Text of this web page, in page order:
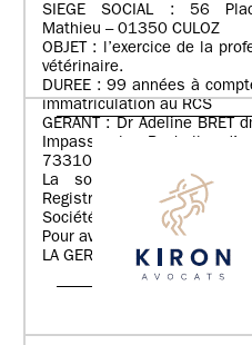
SIEGE SOCIAL : 56
Mathieu – 01350 CULOZ
OBJET : l’exercice de la
vétérinaire.
DUREE : 99 années à
immatriculation au RCS
GERANT : Dr Adeline BRET
Impasse la Rochelle
73310 RUFFIEUX
La société sera
Registre du
Sociétés de BOURG-EN-
Pour avis,
LA GERANCE.